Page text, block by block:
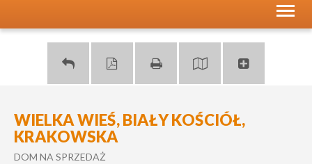
WIELKA WIEŚ, BIAŁY KOŚCIÓŁ,
KRAKOWSKA
DOM NA SPRZEDAŻ